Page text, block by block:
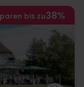
bis zu38%